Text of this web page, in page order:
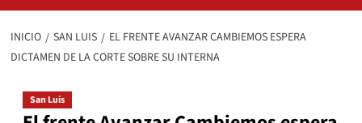
INICIO SAN LUIS
EL FRENTE AVANZAR CAMBIEMOS ESPERA
DICTAMEN DE LA CORTE SOBRE SU INTERNA
San Luis